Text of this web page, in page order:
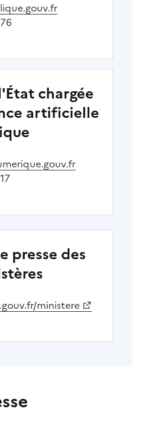
chargée
artificielle
presse des
fenêtre)ministere